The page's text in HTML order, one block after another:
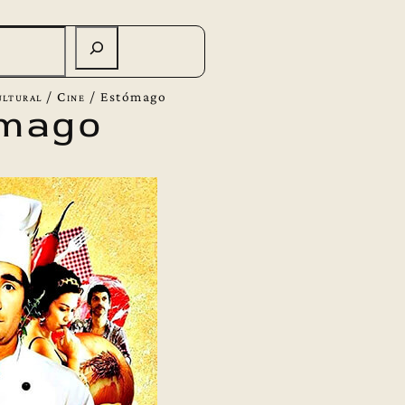
/Cine /Estómago